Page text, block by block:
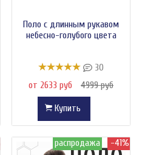
Поло с длинным рукавом
небесно-голубого цвета
30
от 2633 руб
4999 руб
Купить
распродажа -41%